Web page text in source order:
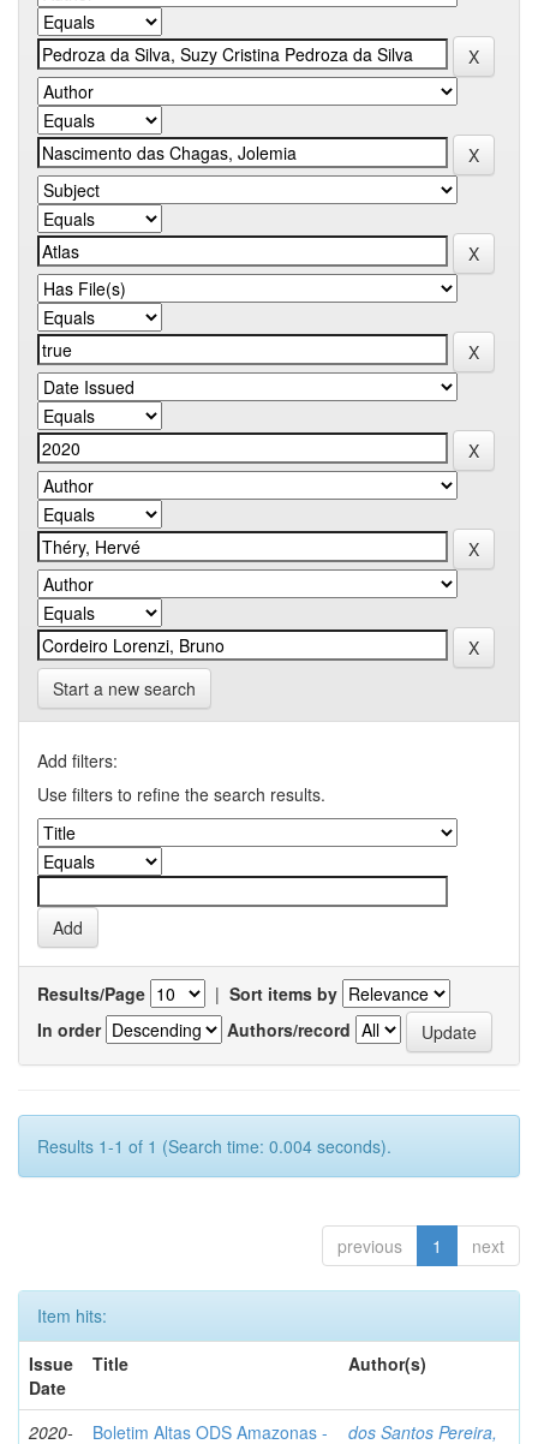
Start a new search
Add filters:
Use filters to refine the search results.
Results/Page | Sort items by
In order
Authors/record
Results 1-1 of 1 (Search time: 0.004 seconds).
previous 1 next
Item hits:
Issue
Date
Title Author(s)
2020- Boletim Altas ODS Amazonas - dos Santos Pereira,